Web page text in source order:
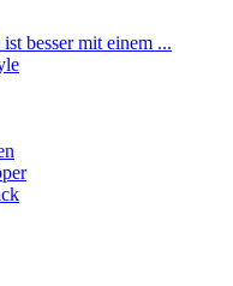
besser mit einem ...